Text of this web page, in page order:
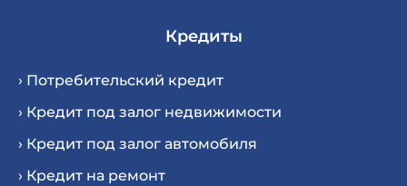
Кредиты
› Потребительский кредит
› Кредит под залог недвижимости
› Кредит под залог автомобиля
› Кредит на ремонт